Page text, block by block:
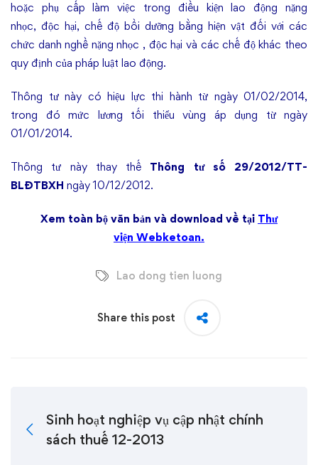
hoặc phụ cấp làm việc trong điều kiện lao động nặng
nhọc, độc hại, chế độ bồi dưỡng bằng hiện vật đối với các
chức danh nghề nặng nhọc , độc hại và các chế độ khác theo
quy định của pháp luật lao động.
Thông tư này có hiệu lực thi hành từ ngày 01/02/2014,
trong đó mức lương tối thiểu vùng áp dụng từ ngày
01/01/2014.
Thông tư này thay thế Thông tư số 29/2012/TT-
BLĐTBXH ngày 10/12/2012.
Xem toàn bộ văn bản và download về tại Thư
viện Webketoan.
Lao dong tien luong
Share this post
Sinh hoạt nghiệp vụ cập nhật chính
sách thuế 12-2013